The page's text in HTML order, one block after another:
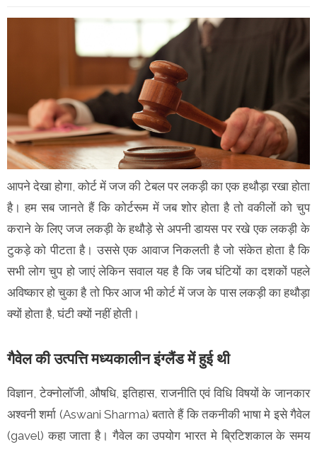
आपने देखा होगा, कोर्ट में जज की टेबल पर लकड़ी का एक हथौड़ा रखा होता
है। हम सब जानते हैं कि कोर्टरूम में जब शोर होता है तो वकीलों को चुप
कराने के लिए जज लकड़ी के हथौड़े से अपनी डायस पर रखे एक लकड़ी के
टुकड़े को पीटता है। उससे एक आवाज निकलती है जो संकेत होता है कि
सभी लोग चुप हो जाएं लेकिन सवाल यह है कि जब घंटियों का दशकों पहले
अविष्कार हो चुका है तो फिर आज भी कोर्ट में जज के पास लकड़ी का हथौड़ा
क्यों होता है, घंटी क्यों नहीं होती।
गैवेल की उत्पत्ति मध्यकालीन इंग्लैंड में हुई थी
विज्ञान, टेक्नोलॉजी, औषधि, इतिहास, राजनीति एवं विधि विषयों के जानकार
अश्वनी शर्मा (Aswani Sharma) बताते हैं कि तकनीकी भाषा मे इसे गैवेल
(gavel) कहा जाता है। गैवेल का उपयोग भारत मे ब्रिटिशकाल के समय